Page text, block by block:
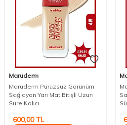
Maruderm
Maruderm Pürüzsüz Görünüm
Sağlayan Yarı Mat Bitişli Uzun
Süre Kalıcı...
600,00TL